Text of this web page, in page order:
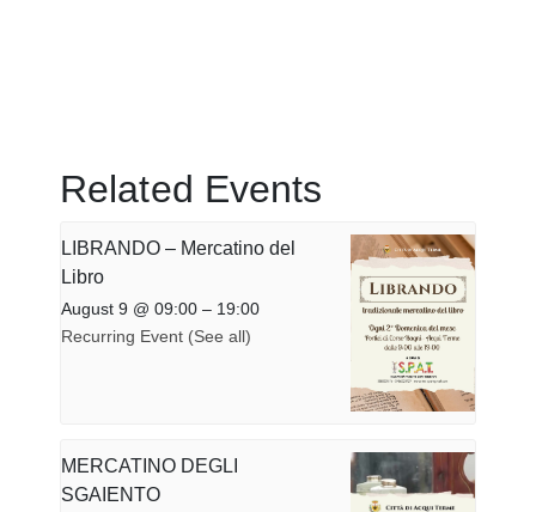
Related Events
LIBRANDO – Mercatino del
Libro
August 9 @ 09:00 – 19:00
Recurring Event (See all)
MERCATINO DEGLI
SGAIENTO